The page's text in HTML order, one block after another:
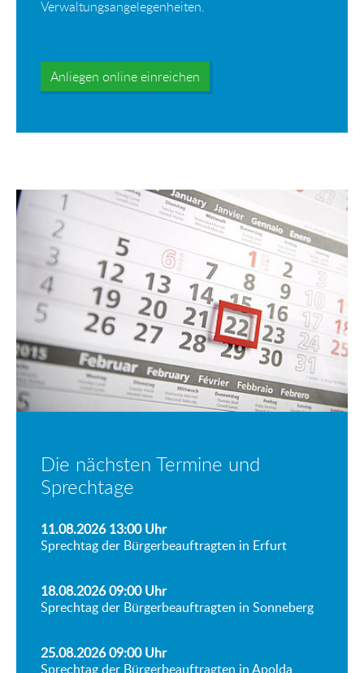
Verwaltungsangelegenheiten.
Anliegen online einreichen
Die nächsten Termine und
Sprechtage
11.08.2026 13:00Uhr
Sprechtag der Bürgerbeauftragten in Erfurt
18.08.2026 09:00Uhr
Sprechtag der Bürgerbeauftragten in Sonneberg
25.08.2026 09:00Uhr
Sprechtag der Bürgerbeauftragten in Apolda